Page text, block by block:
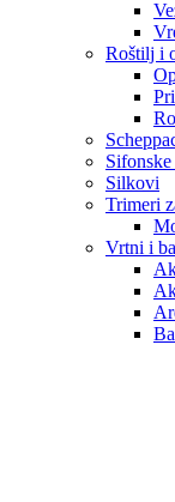
Roštilj i
Silkovi
Trimeri
Vrtni i